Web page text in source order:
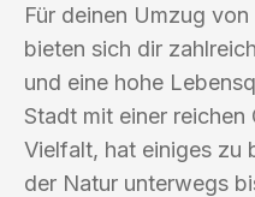
Für deinen Umzug
bieten sich dir
und eine hohe
Stadt mit einer reichen
Vielfalt, hat einiges zu
der Natur unterwegs